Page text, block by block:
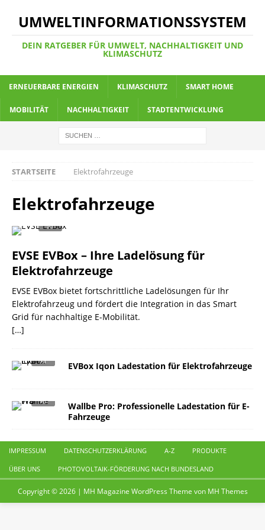
UMWELTINFORMATIONSSYSTEM
DEIN RATGEBER FÜR UMWELT, NACHHALTIGKEIT UND
KLIMASCHUTZ
ERNEUERBARE ENERGIEN KLIMASCHUTZ SMART HOME
MOBILITÄT NACHHALTIGKEIT STADTENTWICKLUNG
STARTSEITE Elektrofahrzeuge
Elektrofahrzeuge
EVSE EVBox – Ihre Ladelösung für
Elektrofahrzeuge
EVSE EVBox bietet fortschrittliche Ladelösungen für Ihr
Elektrofahrzeug und fördert die Integration in das Smart
Grid für nachhaltige E-Mobilität.
[…]
EVBox Iqon Ladestation für Elektrofahrzeuge
Wallbe Pro: Professionelle Ladestation für E-
Fahrzeuge
IMPRESSUM DATENSCHUTZERKLÄRUNG A-Z PRODUKTE
ÜBER UNS PHOTOVOLTAIK-FÖRDERUNG NACH BUNDESLAND
Copyright © 2026 | MH Magazine WordPress Theme von MH Themes